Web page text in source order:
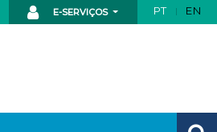
E-SERVIÇOS PT EN